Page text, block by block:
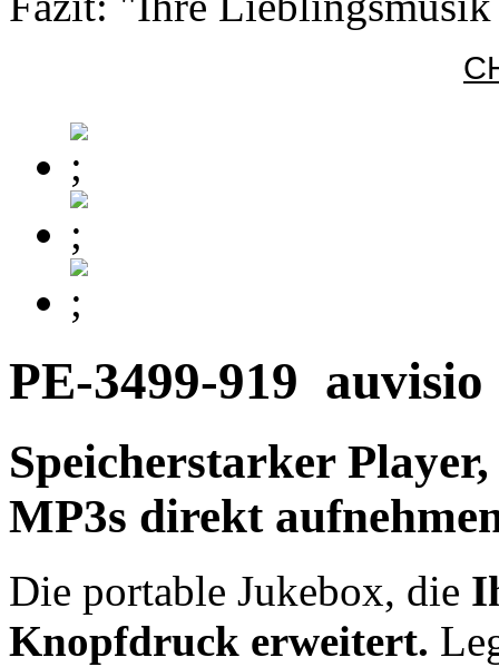
PE-3499-919 auvisio
Speicherstarker
MP3s direkt
Die portable Jukebox, die
Knopfdruck erweitert.